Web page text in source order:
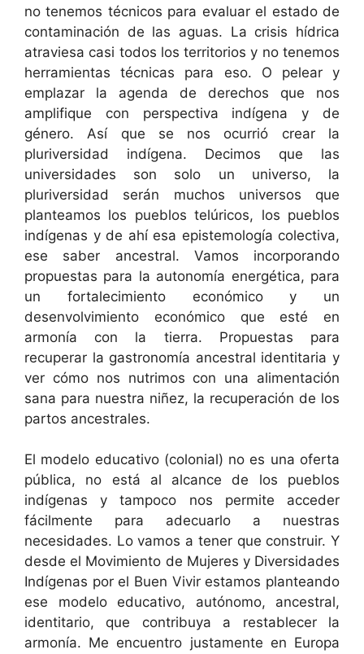
no tenemos técnicos para evaluar el estado de
contaminación de las aguas. La crisis hídrica
atraviesa casi todos los territorios y no tenemos
herramientas técnicas para eso. O pelear y
emplazar la agenda de derechos que nos
amplifique con perspectiva indígena y de
género. Así que se nos ocurrió crear la
pluriversidad indígena. Decimos que las
universidades son solo un universo, la
pluriversidad serán muchos universos que
planteamos los pueblos telúricos, los pueblos
indígenas y de ahí esa epistemología colectiva,
ese saber ancestral. Vamos incorporando
propuestas para la autonomía energética, para
un fortalecimiento económico y un
desenvolvimiento económico que esté en
armonía con la tierra. Propuestas para
recuperar la gastronomía ancestral identitaria y
ver cómo nos nutrimos con una alimentación
sana para nuestra niñez, la recuperación de los
partos ancestrales.
El modelo educativo (colonial) no es una oferta
pública, no está al alcance de los pueblos
indígenas y tampoco nos permite acceder
fácilmente para adecuarlo a nuestras
necesidades. Lo vamos a tener que construir. Y
desde el Movimiento de Mujeres y Diversidades
Indígenas por el Buen Vivir estamos planteando
ese modelo educativo, autónomo, ancestral,
identitario, que contribuya a restablecer la
armonía. Me encuentro justamente en Europa